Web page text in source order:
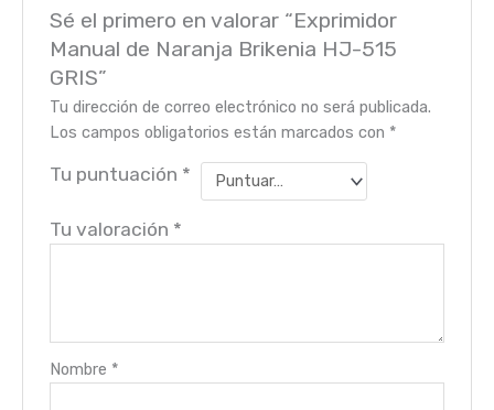
Sé el primero en valorar “Exprimidor
Manual de Naranja Brikenia HJ-515
GRIS”
Tu dirección de correo electrónico no será publicada.
Los campos obligatorios están marcados con *
Tu puntuación *
Tu valoración *
Nombre *